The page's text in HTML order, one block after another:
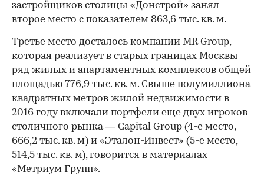
застройщиков столицы «Донстрой» занял
второе место с показателем 863,6 тыс. кв. м.
Третье место досталось компании MR Group,
которая реализует в старых границах Москвы
ряд жилых и апартаментных комплексов общей
площадью 776,9 тыс. кв. м. Свыше полумиллиона
квадратных метров жилой недвижимости в
2016 году включали портфели еще двух игроков
столичного рынка — Capital Group (4-е место,
666,2 тыс. кв. м) и «Эталон-Инвест» (5-е место,
514,5 тыс. кв. м), говорится в материалах
«Метриум Групп».